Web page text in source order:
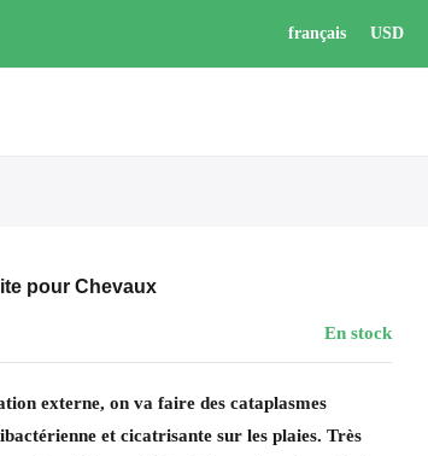
français USD
pour Chevaux
En stock
externe, on va faire des cataplasmes
et cicatrisante sur les plaies. Très